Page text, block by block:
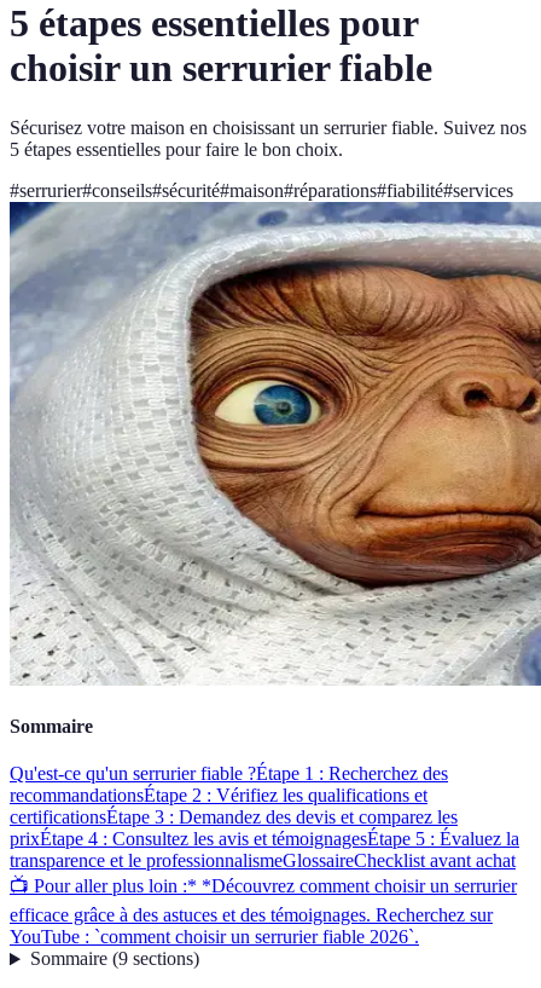
5 étapes essentielles pour
choisir un serrurier fiable
Sécurisez votre maison en choisissant un serrurier fiable. Suivez nos
5 étapes essentielles pour faire le bon choix.
#serrurier#conseils#sécurité#maison#réparations#fiabilité#services
Sommaire
Qu'est-ce qu'un serrurier fiable ?Étape 1 : Recherchez des
recommandationsÉtape 2 : Vérifiez les qualifications et
certificationsÉtape 3 : Demandez des devis et comparez les
prixÉtape 4 : Consultez les avis et témoignagesÉtape 5 : Évaluez la
transparence et le professionnalismeGlossaireChecklist avant achat
📺 Pour aller plus loin :* *Découvrez comment choisir un serrurier
efficace grâce à des astuces et des témoignages. Recherchez sur
YouTube : `comment choisir un serrurier fiable 2026`.
Sommaire(9 sections)